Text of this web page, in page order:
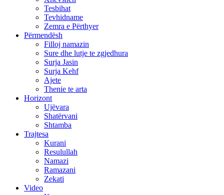
Tesbihat
Tevhidname
Zemra e Përthyer
Përmendësh
Filloj namazin
Sure dhe lutje te zgjedhura
Surja Jasin
Surja Kehf
Ajete
Thenie te arta
Horizont
Ujëvara
Shatërvani
Shtamba
Trajtesa
Kurani
Resulullah
Namazi
Ramazani
Zekati
Video